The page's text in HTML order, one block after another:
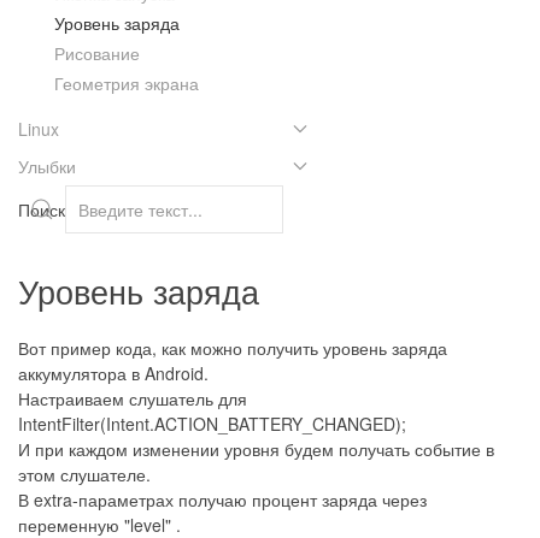
Уровень заряда
Вот пример кода, как можно получить уровень заряда
аккумулятора в Android.
Настраиваем слушатель для
IntentFilter(Intent.ACTION_BATTERY_CHANGED);
И при каждом изменении уровня будем получать событие в
этом слушателе.
В extra-параметрах получаю процент заряда через
переменную "level" .
Уровень заряда
Рисование
Геометрия экрана
Linux
Улыбки
Поиск